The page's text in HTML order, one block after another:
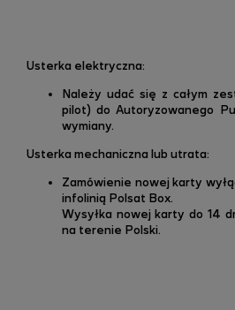
Usterka elektryczna:
Należy udać się z całym
pilot) do Autoryzowanego
wymiany.
Usterka mechaniczna lub utrata:
Zamówienie nowej karty
infolinią Polsat Box.
Wysyłka nowej karty do 14
na terenie Polski.